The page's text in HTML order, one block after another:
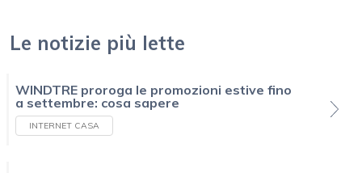
Le notizie più lette
WINDTRE proroga le promozioni estive fino
a settembre: cosa sapere
INTERNET CASA